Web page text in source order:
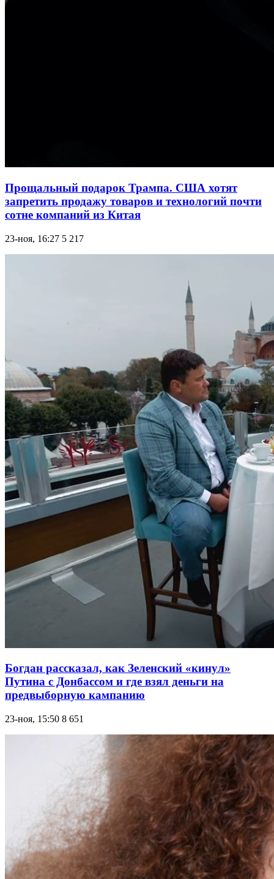
Прощальный подарок Трампа. США хотят
запретить продажу товаров и технологий почти
сотне компаний из Китая
23-ноя, 16:27 5 217
Богдан рассказал, как Зеленский «кинул»
Путина с Донбассом и где взял деньги на
предвыборную кампанию
23-ноя, 15:50 8 651